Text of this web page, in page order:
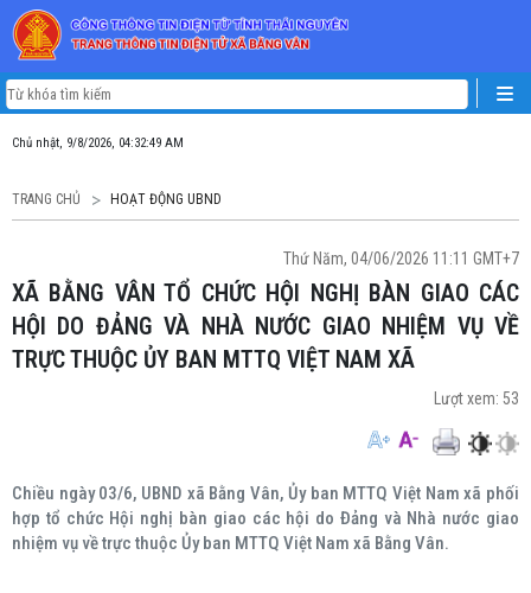
Chủ nhật, 9/8/2026, 04:32:50 AM
TRANG CHỦ HOẠT ĐỘNG UBND
Thứ Năm, 04/06/2026 11:11 GMT+7
XÃ BẰNG VÂN TỔ CHỨC HỘI NGHỊ BÀN GIAO CÁC
HỘI DO ĐẢNG VÀ NHÀ NƯỚC GIAO NHIỆM VỤ VỀ
TRỰC THUỘC ỦY BAN MTTQ VIỆT NAM XÃ
Lượt xem: 53
Chiều ngày 03/6, UBND xã Bằng Vân, Ủy ban MTTQ Việt Nam xã phối
hợp tổ chức Hội nghị bàn giao các hội do Đảng và Nhà nước giao
nhiệm vụ về trực thuộc Ủy ban MTTQ Việt Nam xã Bằng Vân.